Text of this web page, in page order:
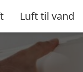
Luft til vand